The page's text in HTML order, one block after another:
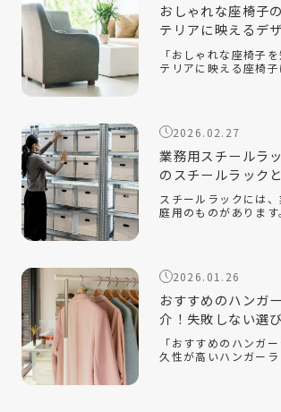
おしゃれな座椅子
テリアに映えるデ
を両立するコツ
「おしゃれな座椅子
テリアに映える座椅
せる […]
2026.02.27
業務用スチールラ
のスチールラック
ポイントを解説！
スチールラックには
庭用のものがありま
選べ […]
2026.01.26
おすすめのハンガ
介！失敗しない選
クラブ人気モデル
「おすすめのハンガ
久性が高いハンガー